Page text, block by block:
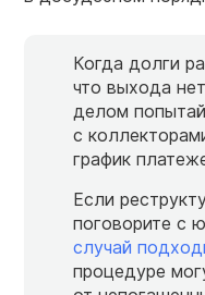
Когда долги
что выхода
делом
с
график
Если
поговорите с
случай
процедуре